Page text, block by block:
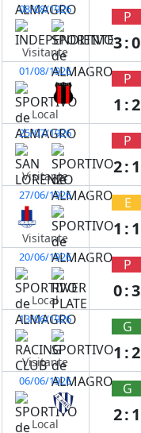
08/08/1926
Visitante
P
3:0
01/08/1926
Local
P
1:2
25/07/1926
Visitante
P
2:1
27/06/1926
Visitante
E
1:1
20/06/1926
Local
P
0:3
13/06/1926
Visitante
G
1:2
06/06/1926
Local
G
2:1